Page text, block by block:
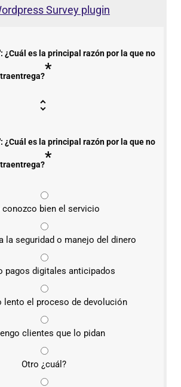
Survey plugin
¿Cuál es la principal razón por la que no
*
¿Cuál es la principal razón por la que no
*
conozco bien el servicio
la seguridad o manejo del dinero
pagos digitales anticipados
lento el proceso de devolución
clientes que lo pidan
Otro ¿cuál?